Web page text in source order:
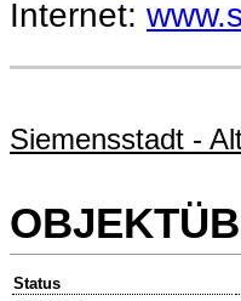
Internet:
Siemensstadt -
Status